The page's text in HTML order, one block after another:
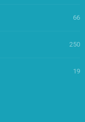
66
250
19